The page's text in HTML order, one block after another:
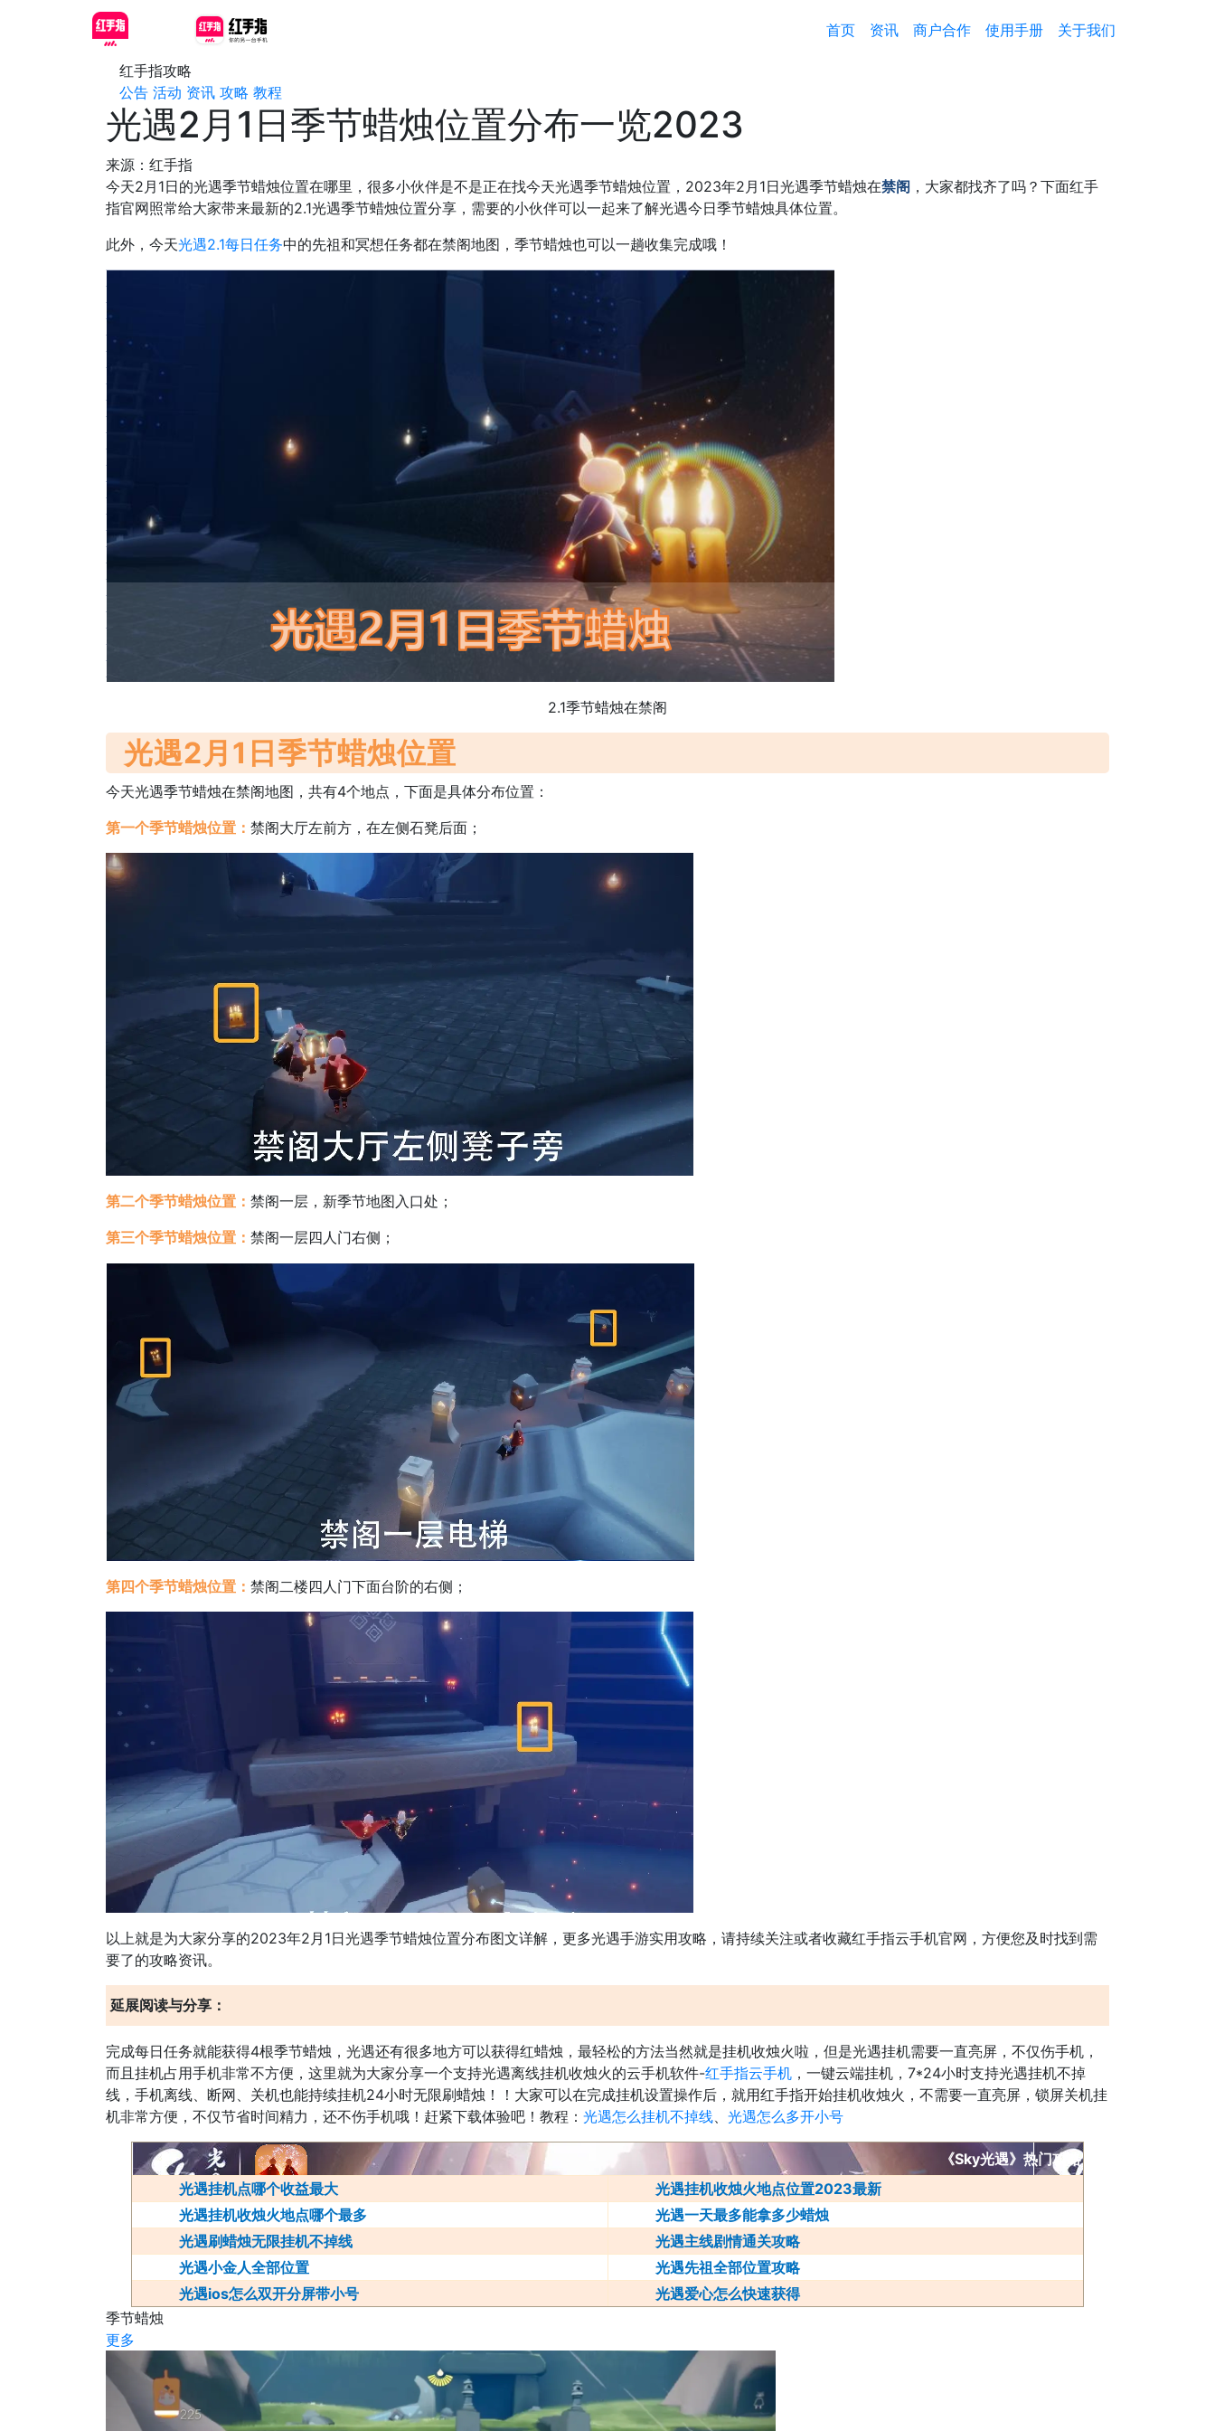
首页 资讯 商户合作 使用手册 关于我们
红手指攻略
公告 活动 资讯 攻略 教程
光遇2月1日季节蜡烛位置分布一览2023
来源：红手指
今天2月1日的光遇季节蜡烛位置在哪里，很多小伙伴是不是正在找今天光遇季节蜡烛位置，2023年2月1日光遇季节蜡烛在禁阁 ，大家都找齐了吗？下面红手
指官网照常给大家带来最新的2.1光遇季节蜡烛位置分享，需要的小伙伴可以一起来了解光遇今日季节蜡烛具体位置。
此外，今天光遇2.1每日任务中的先祖和冥想任务都在禁阁地图，季节蜡烛也可以一趟收集完成哦！
2.1季节蜡烛在禁阁
光遇2月1日季节蜡烛位置
今天光遇季节蜡烛在禁阁地图，共有4个地点，下面是具体分布位置：
第一个季节蜡烛位置： 禁阁大厅左前方，在左侧石凳后面；
第二个季节蜡烛位置： 禁阁一层，新季节地图入口处；
第三个季节蜡烛位置： 禁阁一层四人门右侧；
第四个季节蜡烛位置： 禁阁二楼四人门下面台阶的右侧；
以上就是为大家分享的2023年2月1日光遇季节蜡烛位置分布图文详解，更多光遇手游实用攻略，请持续关注或者收藏红手指云手机官网，方便您及时找到需
要了的攻略资讯。
延展阅读与分享：
完成每日任务就能获得4根季节蜡烛，光遇还有很多地方可以获得红蜡烛，最轻松的方法当然就是挂机收烛火啦，但是光遇挂机需要一直亮屏，不仅伤手机，
而且挂机占用手机非常不方便，这里就为大家分享一个支持光遇离线挂机收烛火的云手机软件-红手指云手机 ，一键云端挂机，7*24小时支持光遇挂机不掉
线，手机离线、断网、关机也能持续挂机24小时无限刷蜡烛！！大家可以在完成挂机设置操作后，就用红手指开始挂机收烛火，不需要一直亮屏，锁屏关机挂
机非常方便，不仅节省时间精力，还不伤手机哦！赶紧下载体验吧！教程： 光遇怎么挂机不掉线、 光遇怎么多开小号
《Sky光遇》热门攻略
光遇挂机点哪个收益最大
光遇挂机收烛火地点位置2023最新
光遇挂机收烛火地点哪个最多
光遇一天最多能拿多少蜡烛
光遇刷蜡烛无限挂机不掉线
光遇主线剧情通关攻略
光遇小金人全部位置
光遇先祖全部位置攻略
光遇ios怎么双开分屏带小号
光遇爱心怎么快速获得
季节蜡烛
更多